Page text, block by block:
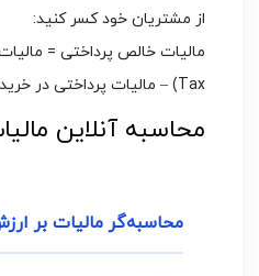
از مشتریان خود کسر کنید:
Tax) – مالیات پرداختی در خرید (Input Tax)
محاسبه آنلاین
محاسبه‌گر مالیات بر ارزش